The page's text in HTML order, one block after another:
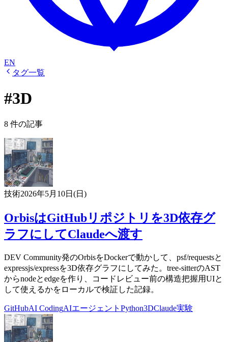
EN
タグ一覧
#3D
8 件の記事
技術2026年5月10日(日)
OrbisはGitHubリポジトリを3D依存グ
ラフにしてClaudeへ渡す
DEV Community発のOrbisをDockerで動かして、psf/requestsと
expressjs/expressを3D依存グラフにしてみた。tree-sitterのAST
からnodeとedgeを作り、コードレビュー前の構造把握用UIと
して使えるかをローカルで検証した記録。
GitHubAI CodingAIエージェント Python3DClaude実験